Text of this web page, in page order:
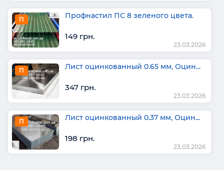
П Профнастил ПС 8 зеленого цвета.
149 грн.
23.03.2026
П Лист оцинкованный 0.65 мм, Оцин...
347 грн.
23.03.2026
П Лист оцинкованный 0.37 мм, Оцин...
198 грн.
23.03.2026